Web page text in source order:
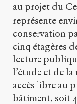
au projet du
représente
conservation
cinq étagères
lecture
l’étude et de
accès libre au
bâtiment, soit